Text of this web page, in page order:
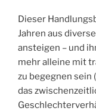
Dieser
Jahren aus
ansteigen – und
mehr alleine mit
zu begegnen sein
das